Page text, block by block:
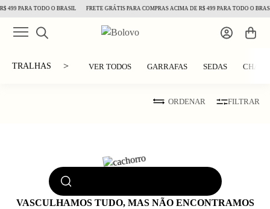
499 PARA TODO O BRASIL FRETE GRÁTIS PARA COMPRAS ACIMA DE R$ 499 PARA TODO O
TRALHAS > VER TODOS GARRAFAS SEDAS
ORDENAR FILTRAR
VASCULHAMOS TUDO, MAS NÃO ENCONTRAMOS